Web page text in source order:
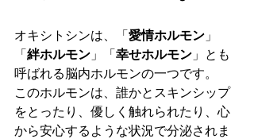
オキシトシンは、「愛情ホルモン 」
「絆ホルモン 」「幸せホルモン 」とも
呼ばれる脳内ホルモンの一つです。
このホルモンは、誰かとスキンシップ
をとったり、優しく触れられたり、心
から安心するような状況で分泌されま